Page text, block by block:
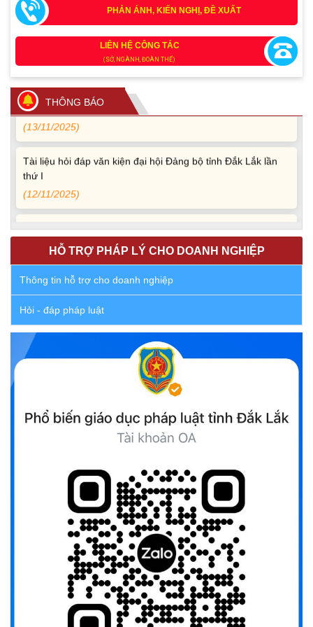
PHẢN ÁNH, KIẾN NGHỊ, ĐỀ XUẤT
LIÊN HỆ CÔNG TÁC
(SỞ, NGÀNH, ĐOÀN THỂ)
THÔNG BÁO
Tích cực tham gia góp ý, tuyên truyền dự thảo Bộ luật Hình
sự (sửa đổi) và Luật Tổ chức cơ quan điều tra (sửa đổi)
Quy định xử phạt vi phạm vi định giao thông đường bộ
theo Nghị định 168
(13/11/2025)
Tài liệu hỏi đáp văn kiện đại hội Đảng bộ tỉnh Đắk Lắk lần
thứ I
hoàn thiện quy trình bầu cử
(30/10/2025)
Quyết định ban hành danh sách thành viên Hội đồng phối
Đắk Lắk triển khai Cuộc vận động “Toàn dân rèn luyện
thân thể theo gương Bác Hồ vĩ đại” giai đoạn 2026-2030
Ủy ban Mặt trận Tổ quốc Việt Nam tỉnh kêu gọi vận động
ủng hộ đồng bào khắc phục thiệt hại do bão số 10 gây ra
UBND TỈNH ĐẮK LẮK KHUYẾN CÁO NGƯỜI DÂN TĂNG
CƯỜNG PHÒNG, CHỐNG BỆNH TẢ
(09/10/2025)
Bộ Quốc phòng công bố thủ tục hành chính đủ điều kiện
tái cấu trúc thực hiện toàn trình, một phần trên môi trường
(09/10/2025)
HỖ TRỢ PHÁP LÝ CHO DOANH NGHIỆP
Thông tin hỗ trợ cho doanh nghiệp
Hỏi - đáp pháp luật